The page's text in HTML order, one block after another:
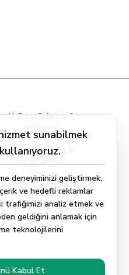
sunabilmek
deneyiminizi geliştirmek,
ve hedefli reklamlar
trafiğimizi analiz etmek ve
geldiğini anlamak için
teknolojilerini
Kabul Et
AI, DataScience &
Robotics
CivilEngineering &
MScEngineer
OccupationalHealth,
ISG & Safety